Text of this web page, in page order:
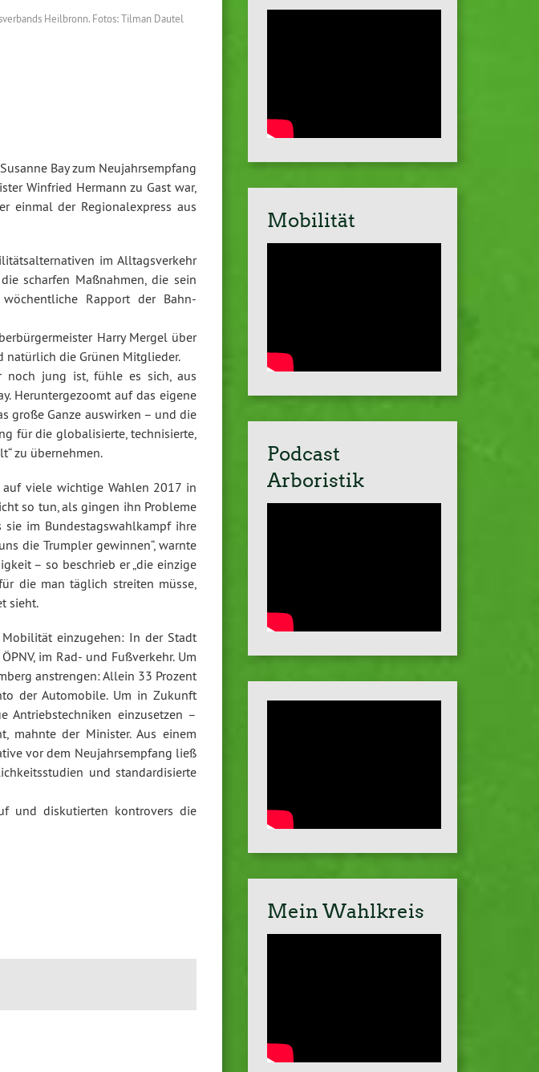
Heilbronn. Fotos: Tilman Dautel
Bay zum Neujahrsempfang
Winfried Hermann zu Gast war,
einmal der Regionalexpress aus
im Alltagsverkehr
scharfen Maßnahmen, die sein
Rapport der Bahn-
Harry Mergel über
natürlich die Grünen Mitglieder.
noch jung ist, fühle es sich, aus
Heruntergezoomt auf das eigene
große Ganze auswirken – und die
für die globalisierte, technisierte,
zu übernehmen.
viele wichtige Wahlen 2017 in
so tun, als gingen ihn Probleme
sie im Bundestagswahlkampf ihre
die Trumpler gewinnen“, warnte
– so beschrieb er „die einzige
die man täglich streiten müsse,
sieht.
einzugehen: In der Stadt
im Rad- und Fußverkehr. Um
anstrengen: Allein 33 Prozent
der Automobile. Um in Zukunft
Antriebstechniken einzusetzen –
mahnte der Minister. Aus einem
vor dem Neujahrsempfang ließ
und standardisierte
und diskutierten kontrovers die
Mobilität
Podcast
Arboristik
Mein Wahlkreis